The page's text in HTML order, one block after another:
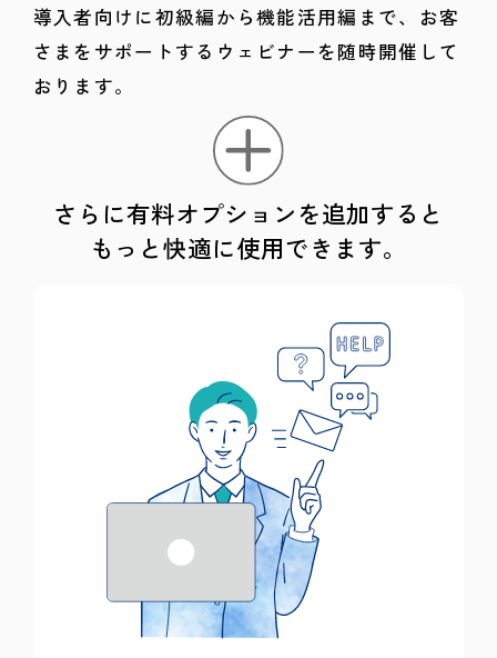
導入者向けに初級編から機能活用編まで、お客
さまをサポートするウェビナーを随時開催して
おります。
さらに有料オプションを追加すると
もっと快適に使用できます。